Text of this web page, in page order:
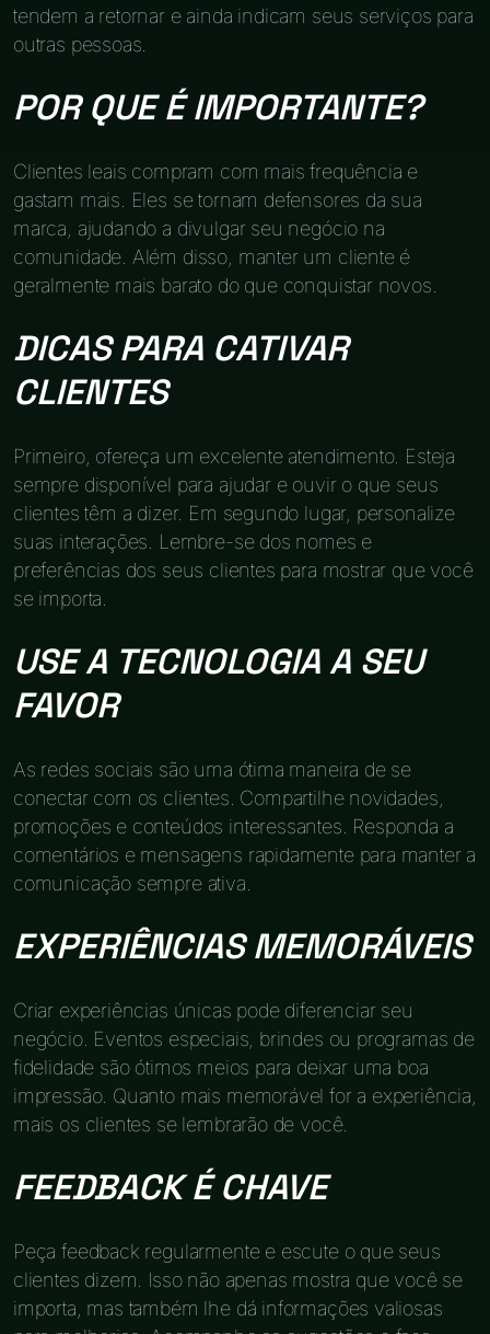
tendem a retornar e ainda indicam seus serviços para
outras pessoas.
POR QUE É IMPORTANTE?
Clientes leais compram com mais frequência e
gastam mais. Eles se tornam defensores da sua
marca, ajudando a divulgar seu negócio na
comunidade. Além disso, manter um cliente é
geralmente mais barato do que conquistar novos.
DICAS PARA CATIVAR
CLIENTES
Primeiro, ofereça um excelente atendimento. Esteja
sempre disponível para ajudar e ouvir o que seus
clientes têm a dizer. Em segundo lugar, personalize
suas interações. Lembre-se dos nomes e
preferências dos seus clientes para mostrar que você
se importa.
USE A TECNOLOGIA A SEU
FAVOR
As redes sociais são uma ótima maneira de se
conectar com os clientes. Compartilhe novidades,
promoções e conteúdos interessantes. Responda a
comentários e mensagens rapidamente para manter a
comunicação sempre ativa.
EXPERIÊNCIAS MEMORÁVEIS
Criar experiências únicas pode diferenciar seu
negócio. Eventos especiais, brindes ou programas de
fidelidade são ótimos meios para deixar uma boa
impressão. Quanto mais memorável for a experiência,
mais os clientes se lembrarão de você.
FEEDBACK É CHAVE
Peça feedback regularmente e escute o que seus
clientes dizem. Isso não apenas mostra que você se
importa, mas também lhe dá informações valiosas